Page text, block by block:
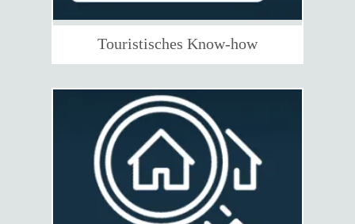
Touristisches Know-how